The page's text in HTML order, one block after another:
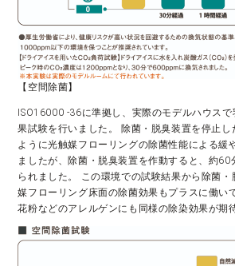
【空間除菌】
ISO16000 -36に準拠し、実際のモデルハウス
果試験を行いました。 除菌・脱臭装置を停止
ように光触媒フローリングの除菌性能による緩
ましたが、除菌・脱臭装置を作動すると、約60
られました。 この環境での試験結果から除菌
媒フローリング床面の除菌効果もプラスに働い
花粉などのアレルゲンにも同様の除染効果が期